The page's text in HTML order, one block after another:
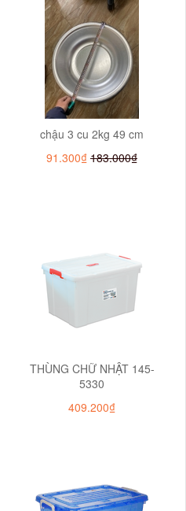
chậu 3 cu 2kg 49 cm
91.300₫ 183.000₫
THÙNG CHỮ NHẬT 145-
5330
409.200₫